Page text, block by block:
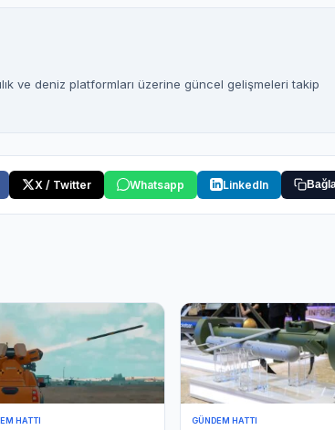
ve deniz platformları üzerine güncel gelişmeleri takip
X / Twitter Whatsapp LinkedIn
HATTI GÜNDEM HATTI